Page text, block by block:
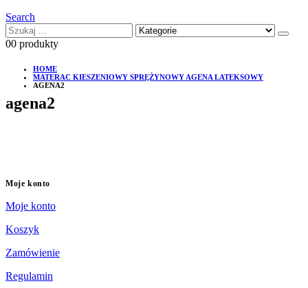
Search
00 produkty
HOME
MATERAC KIESZENIOWY SPRĘŻYNOWY AGENA LATEKSOWY
AGENA2
agena2
Moje konto
Moje konto
Koszyk
Zamówienie
Regulamin